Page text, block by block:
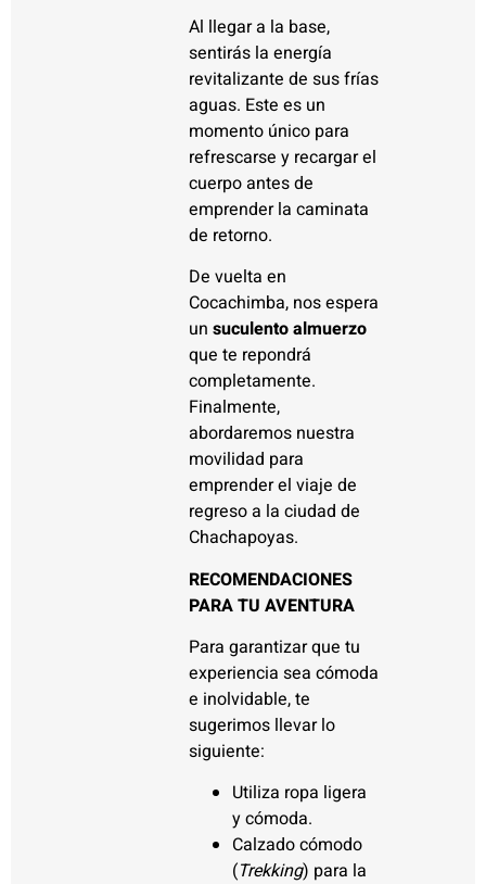
Al llegar a la base,
sentirás la energía
revitalizante de sus frías
aguas. Este es un
momento único para
refrescarse y recargar el
cuerpo antes de
emprender la caminata
de retorno.
De vuelta en
Cocachimba, nos espera
un suculento almuerzo
que te repondrá
completamente.
Finalmente,
abordaremos nuestra
movilidad para
emprender el viaje de
regreso a la ciudad de
Chachapoyas.
RECOMENDACIONES
PARA TU AVENTURA
Para garantizar que tu
experiencia sea cómoda
e inolvidable, te
sugerimos llevar lo
siguiente:
Utiliza ropa ligera
y cómoda.
Calzado cómodo
(Trekking) para la